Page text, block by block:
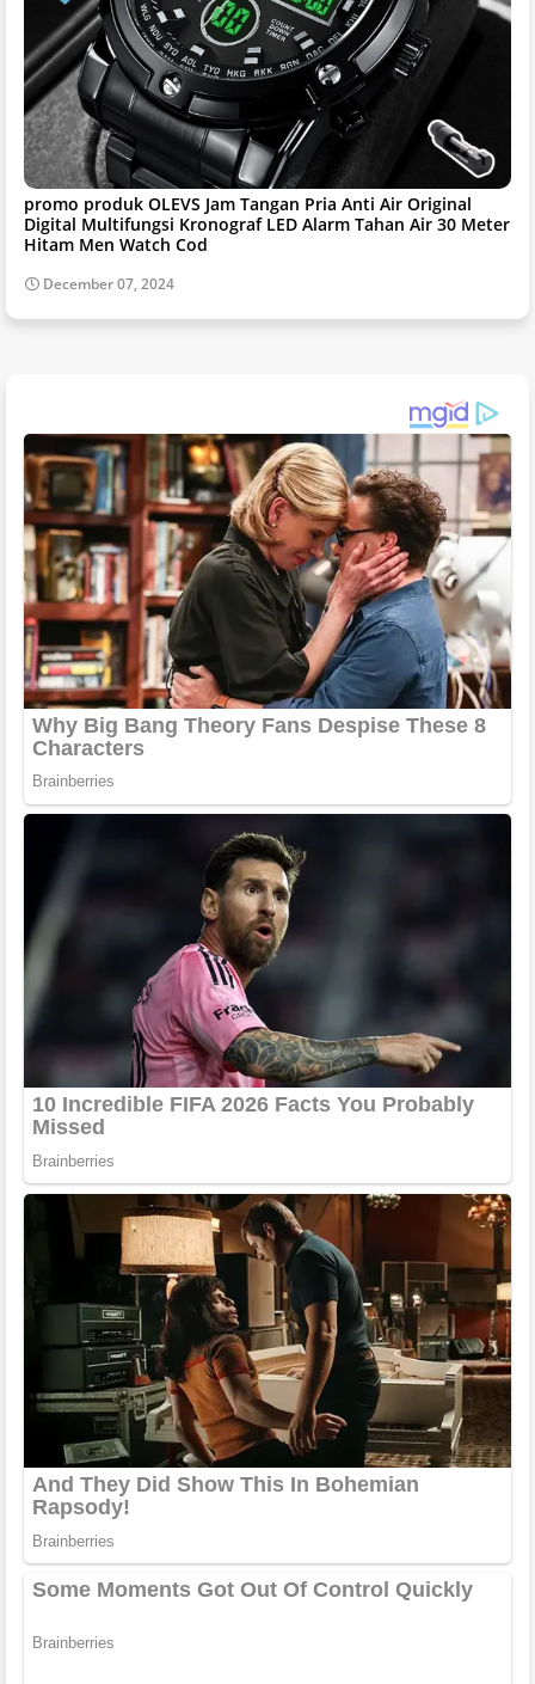
promo produk OLEVS Jam Tangan Pria Anti Air Original
Digital Multifungsi Kronograf LED Alarm Tahan Air 30 Meter
Hitam Men Watch Cod
December 07, 2024